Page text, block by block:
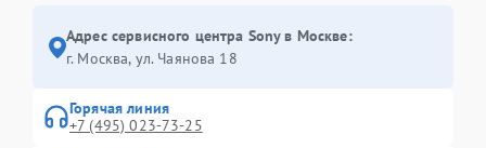
Адрес сервисного центра Sony в Москве:
г. Москва, ул. Чаянова 18
Горячая линия
+7 (495) 023-73-25